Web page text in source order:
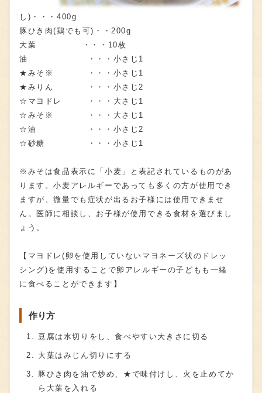
し)・・・400g
豚ひき肉(鶏でも可)・・200g
大葉 ・・・10枚
油 ・・・小さじ1
★みそ※ ・・・小さじ1
★みりん ・・・小さじ2
☆マヨドレ ・・・大さじ1
☆みそ※ ・・・大さじ1
☆油 ・・・小さじ2
☆砂糖 ・・・小さじ1
※みそは食品表示に「小麦」と表記されているものがあ
ります。小麦アレルギーであっても多くの方が使用でき
ますが、微量でも症状が出るお子様には使用できませ
ん。医師に相談し、お子様が使用できる食材を選びまし
ょう。
【マヨドレ(卵を使用していないマヨネーズ状のドレッ
シング)を使用することで卵アレルギーの子どもも一緒
に食べることができます】
作り方
豆腐は水切りをし、食べやすい大きさに切る
大葉はみじん切りにする
豚ひき肉を油で炒め、★で味付けし、火を止めてか
ら大葉を入れる